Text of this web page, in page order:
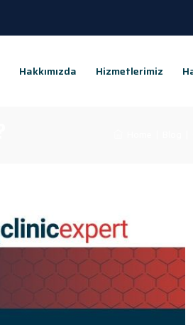
Hakkımızda Hizmetlerimiz